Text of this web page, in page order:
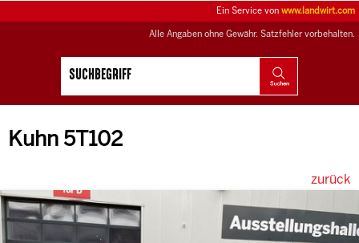
Alle Angaben ohne Gewähr. Satzfehler vorbehalten.
Ein Service von www.landwirt.com
Kuhn 5T102
zurück